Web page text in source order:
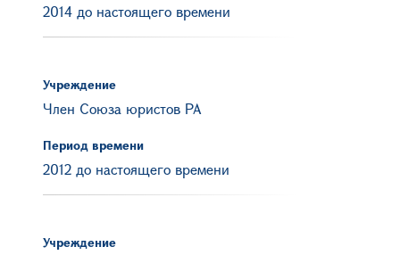
2014 до настоящего времени
Учреждение
Член Союза юристов РА
Период времени
2012 до настоящего времени
Учреждение